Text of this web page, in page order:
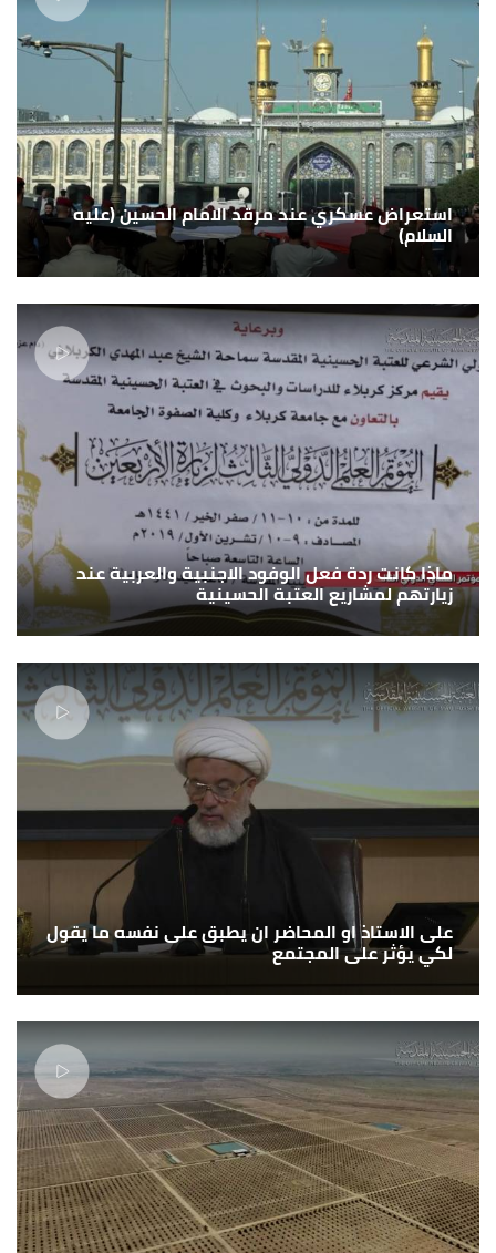
استعراض عسكري عند مرقد الامام الحسين (عليه
السلام)
ماذا كانت ردة فعل الوفود الاجنبية والعربية عند
زيارتهم لمشاريع العتبة الحسينية
على الاستاذ او المحاضر ان يطبق على نفسه ما يقول
لكي يؤثر على المجتمع